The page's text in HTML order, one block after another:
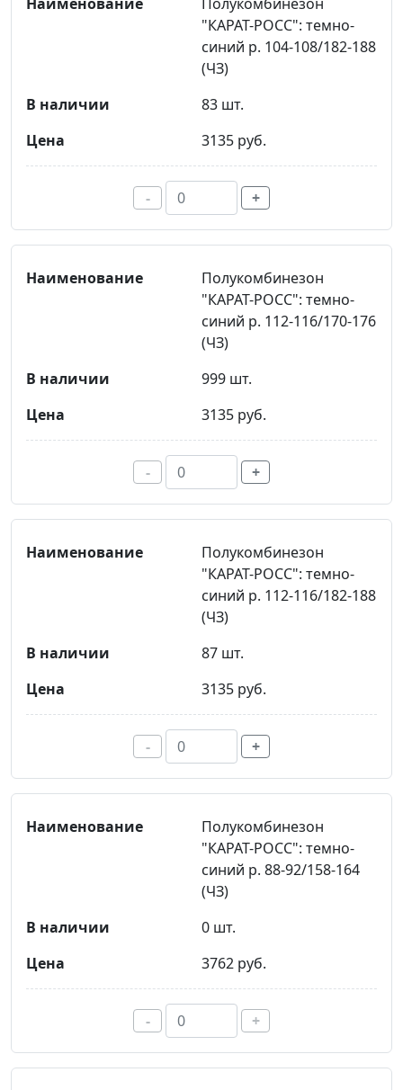
Полукомбинезон
"КАРАТ-РОСС": темно-
синий р. 104-108/182-188
(ЧЗ)
83 шт.
3135 руб.
- +
Полукомбинезон
"КАРАТ-РОСС": темно-
синий р. 112-116/170-176
(ЧЗ)
999 шт.
3135 руб.
- +
Полукомбинезон
"КАРАТ-РОСС": темно-
синий р. 112-116/182-188
(ЧЗ)
87 шт.
3135 руб.
- +
Полукомбинезон
"КАРАТ-РОСС": темно-
синий р. 88-92/158-164
(ЧЗ)
0 шт.
3762 руб.
- +